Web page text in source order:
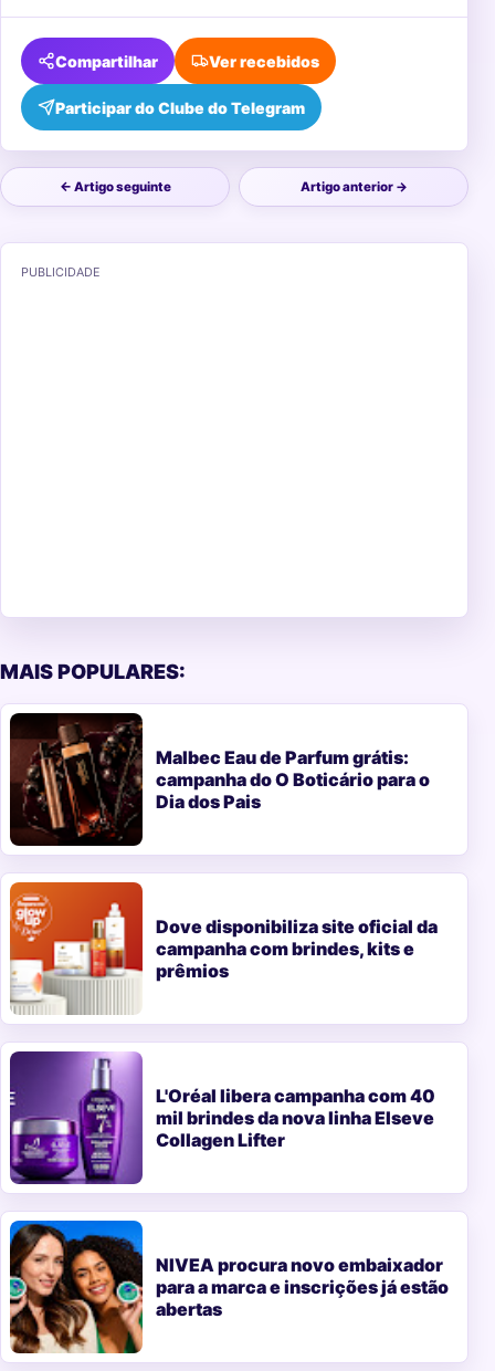
Compartilhar
Participar do Clube do Telegram
Ver recebidos
← Artigo seguinte Artigo anterior →
PUBLICIDADE
MAIS POPULARES:
Malbec Eau de Parfum grátis:
campanha do O Boticário para o
Dia dos Pais
Dove disponibiliza site oficial da
campanha com brindes, kits e
prêmios
L'Oréal libera campanha com 40
mil brindes da nova linha Elseve
Collagen Lifter
NIVEA procura novo embaixador
para a marca e inscrições já estão
abertas